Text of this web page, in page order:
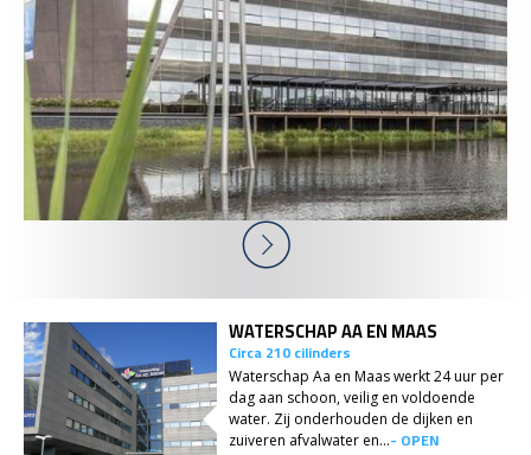
WATERSCHAP AA EN MAAS
Circa 210 cilinders
Waterschap Aa en Maas werkt 24 uur per
dag aan schoon, veilig en voldoende
water. Zij onderhouden de dijken en
zuiveren afvalwater en...- OPEN